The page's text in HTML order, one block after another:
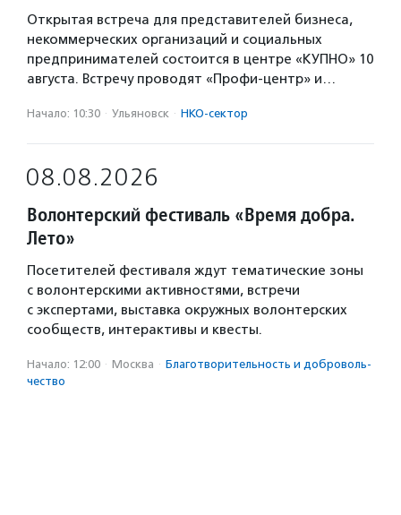
Открытая встреча для представителей бизнеса,
некоммерческих организаций и социальных
предпринимателей состоится в центре «КУПНО» 10
августа. Встречу проводят «Профи-центр» и…
Начало: 10:30 · Ульяновск · НКО-сектор
08.08.2026
Волонтерский фестиваль «Время добра.
Лето»
Посетителей фестиваля ждут тематические зоны
с волонтерскими активностями, встречи
с экспертами, выставка окружных волонтерских
сообществ, интерактивы и квесты.
Начало: 12:00 · Москва · Благотвори­тель­ность и доброволь­
чест­во